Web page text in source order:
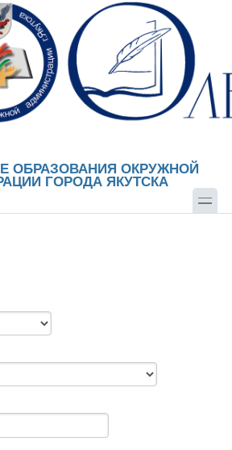
ОБРАЗОВАНИЯ ОКРУЖНОЙ
ГОРОДА ЯКУТСКА